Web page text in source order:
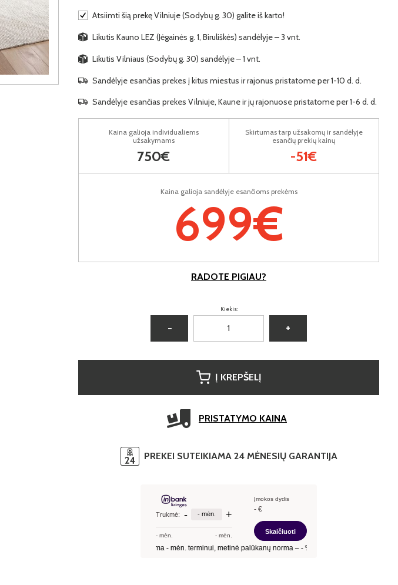
Atsiimti šią prekę Vilniuje (Sodybų g. 30) galite iš karto!
Likutis Kauno LEZ (Jėgainės g. 1, Biruliškės) sandėlyje – 3 vnt.
Likutis Vilniaus (Sodybų g. 30) sandėlyje – 1 vnt.
Sandėlyje esančias prekes į kitus miestus ir rajonus pristatome per 1-10 d. d.
Sandėlyje esančias prekes Vilniuje, Kaune ir jų rajonuose pristatome per 1-6 d. d.
Kaina galioja sandėlyje esančioms prekėms
699€
Kaina galioja individualiems
užsakymams
750€
Skirtumas tarp užsakomų ir sandėlyje
esančių prekių kainų
-51€
RADOTE PIGIAU?
Kiekis:
− +
Į KREPŠELĮ
PRISTATYMO KAINA
PREKEI SUTEIKIAMA 24 MĖNESIŲ GARANTIJA